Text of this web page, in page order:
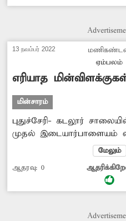
13 நவம்பர் 2022
ஏம்பலம்
எரியாத
மின்சாரம்
புதுச்சேரி- கடலூர்
முதல் இடையார்பாளையம்
மெயின்ரோட்டில் உள்ள
எரிவதில்லை. இதனால்
சூழ்ந்து காணப்படுவதால்
விபத்தில் சிக்கி
மேலும்
ஆதரவு: 0